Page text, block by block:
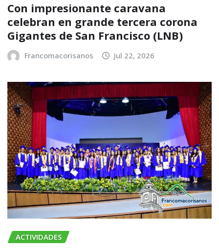
Con impresionante caravana
celebran en grande tercera corona
Gigantes de San Francisco (LNB)
Francomacorisanos Jul 22, 2026
ACTIVIDADES